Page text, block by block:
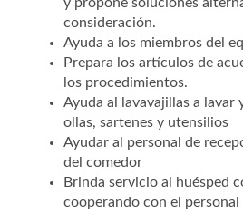
consideración.
Ayuda a los miembros del
Prepara los artículos de
los procedimientos.
Ayuda al lavavajillas a lavar
ollas, sartenes y utensilios
Ayudar al personal de
del comedor
Brinda servicio al huésped
cooperando con el personal